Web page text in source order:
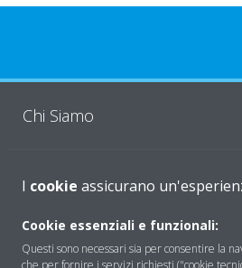
Chi Siamo
Soluzioni
Contattaci
I cookie assicurano
Cookie essenziali e funzionali:
Questi sono necessari sia per consentire la
che per fornire i servizi richiesti ("cookie